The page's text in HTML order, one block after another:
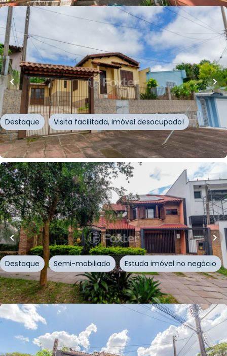
R$ 500.000,00
R$425.000,00
15% OFF
91 m²•3quartos•2banheiros•2vagas
Casa
Rua Souza Lobo,Vila Jardim,Porto Alegre
Destaque Visita facilitada, imóvel desocupado!
Whatsapp
Cód. 979440
R$1.840.000,00
R$1.748.000,00
335m²•4quartos•5banheiros•2vagas
Casa
Rua Conde da Figueira,Vila Jardim,Porto Alegre
Destaque Semi-mobiliado Estuda imóvel no negócio
Whatsapp
Cód.622514
R$676.875,00
643.031,25
m²•3 quartos•3 banheiros•2vagas